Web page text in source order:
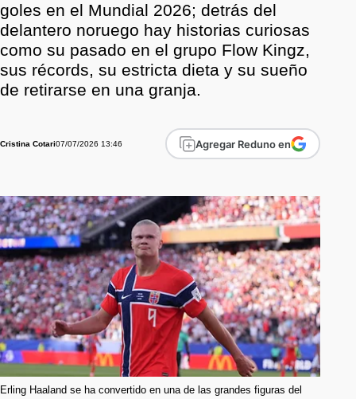
goles en el Mundial 2026; detrás del
delantero noruego hay historias curiosas
como su pasado en el grupo Flow Kingz,
sus récords, su estricta dieta y su sueño
de retirarse en una granja.
Cristina Cotari07/07/2026 13:46 Agregar Reduno en
Erling Haaland se ha convertido en una de las grandes figuras del